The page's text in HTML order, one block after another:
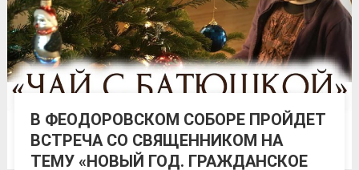
В ФЕОДОРОВСКОМ СОБОРЕ ПРОЙДЕТ
ВСТРЕЧА СО СВЯЩЕННИКОМ НА
ТЕМУ «НОВЫЙ ГОД. ГРАЖДАНСКОЕ